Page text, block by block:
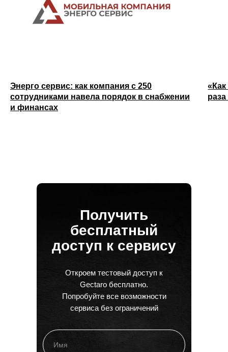
Энерго сервис: как компания с 250
сотрудниками навела порядок в снабжении
и финансах
Получить
бесплатный
доступ к сервису
Откроем тестовый доступ к
Gectaro бесплатно.
Попробуйте все возможности
сервиса без ограничений